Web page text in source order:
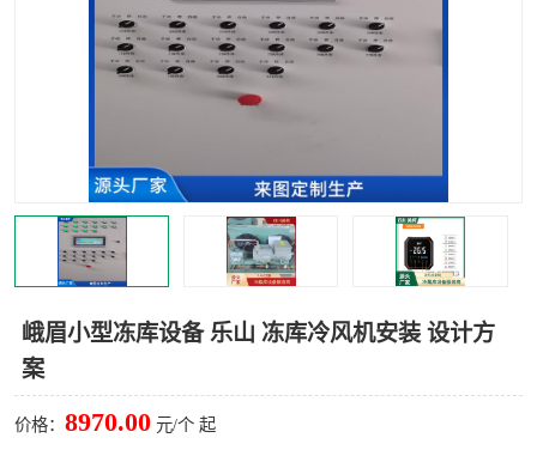
峨眉小型冻库设备 乐山 冻库冷风机安装 设计方
案
价格： 8970.00 元/个 起
资阳冻库，资阳冻库安装 泸州冻库，泸州冷库
乐山冻库,乐山保鲜冷库
烘干冷链 冻库安装，小型冻库造价
内江冷库，内江冻库 宜宾冷库，宜宾冻库设备
甘孜冻库安装